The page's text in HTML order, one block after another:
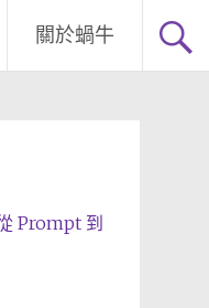
關於蝸牛
Prompt 到